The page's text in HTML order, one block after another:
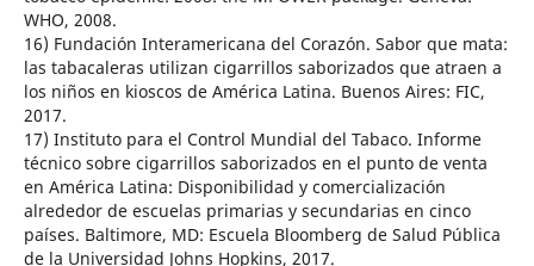
WHO, 2008.
16) Fundación Interamericana del Corazón. Sabor que mata:
las tabacaleras utilizan cigarrillos saborizados que atraen a
los niños en kioscos de América Latina. Buenos Aires: FIC,
2017.
17) Instituto para el Control Mundial del Tabaco. Informe
técnico sobre cigarrillos saborizados en el punto de venta
en América Latina: Disponibilidad y comercialización
alrededor de escuelas primarias y secundarias en cinco
países. Baltimore, MD: Escuela Bloomberg de Salud Pública
de la Universidad Johns Hopkins, 2017.